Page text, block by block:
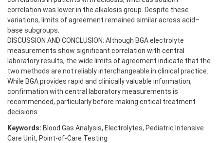
correlation was lower in the alkalosis group. Despite these
variations, limits of agreement remained similar across acid–
base subgroups.
DISCUSSION AND CONCLUSION: Although BGA electrolyte
measurements show significant correlation with central
laboratory results, the wide limits of agreement indicate that the
two methods are not reliably interchangeable in clinical practice.
While BGA provides rapid and clinically valuable information,
confirmation with central laboratory measurements is
recommended, particularly before making critical treatment
decisions.
Keywords: Blood Gas Analysis, Electrolytes, Pediatric Intensive
Care Unit, Point-of-Care Testing